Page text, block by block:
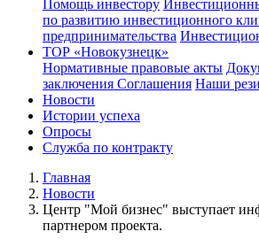
Помощь инвестору
по развитию инвестиционного
предпринимательства
ТОР «Новокузнецк»
Нормативные правовые акты
заключения Соглашения Наши
Новости
Истории успеха
Опросы
Служба по контракту
Главная
Новости
Центр "Мой бизнес" выступает
партнером проекта.